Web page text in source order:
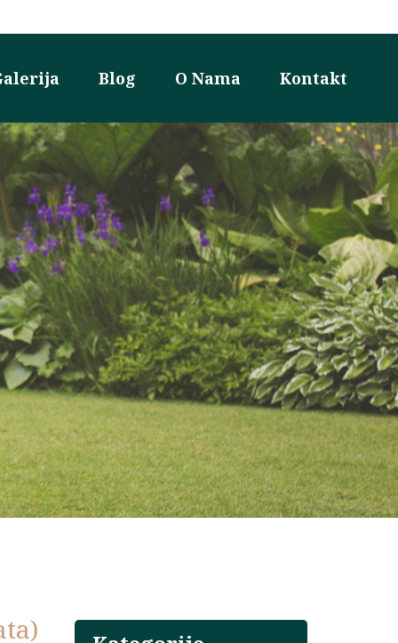
Blog O Nama Kontakt